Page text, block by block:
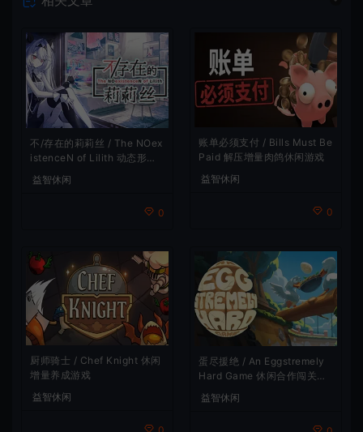
不/存在的莉莉丝 / The NOex
istenceN of Lilith 动态形象
益智休闲
0
账单必须支付 / Bills Must Be
Paid 解压增量肉鸽休闲游戏
益智休闲
0
厨师骑士 / Chef Knight 休闲
增量养成游戏
益智休闲
蛋尽援绝 / An Eggstremely
Hard Game 休闲合作闯关游
益智休闲